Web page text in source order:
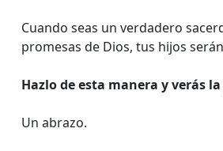
Cuando seas un verdadero
promesas de Dios, tus hijos
Hazlo de esta manera y verás
Un abrazo.